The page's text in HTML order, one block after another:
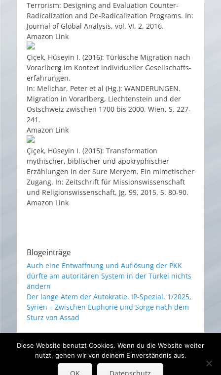
Terrorism: Designing and Evaluation Counter-
Radicalization and De-Radicalization Programs. In:
Journal of Global Analysis, vol. VI, 2, 2016.
Amazon Link
Çiçek, Hüseyin I. (2016): Türkische Migration nach
Vorarlberg im Kontext individueller Gesellschafts-
erfahrungen.
In: Melichar, Peter et al (Hg.): WANDERUNGEN.
Migration in Vorarlberg, Liechtenstein und der
Ostschweiz zwischen 1700 bis 2000, Wien, S. 227-
241.
Amazon Link
Çiçek, Hüseyin I. (2015): Transformation
mythischer, biblischer und apokryphischer
Erzählungen in der Sure Meryem. Ein mimetischer
Zugang. In: Zeitschrift für Missionswissenschaft
und Religionswissenschaft, Jg. 99, 2015, S. 80-90.
Amazon Link
Blogeinträge
Auch eine Entwaffnung und Auflösung der PKK
dürfte am autoritären System in der Türkei nichts
ändern
Der lange Atem der Autokratie. IP-Spezial. 1/2025,
Syrien – Zwischen Euphorie und Sorge nach dem
Sturz von Assad
Impressum und Datenschutz
Diese Website benutzt Cookies. Wenn du die Website weiter
nutzt, gehen wir von deinem Einverständnis aus.